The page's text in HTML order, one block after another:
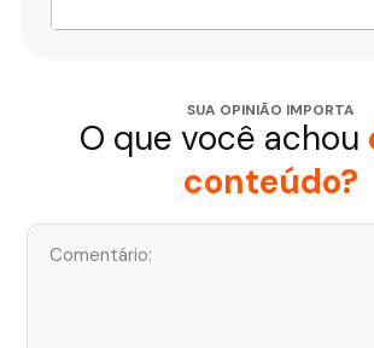
SUA OPINIÃO IMPORTA
O que você achou
conteúdo?